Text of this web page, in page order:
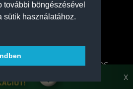
további böngészésével
sütik használatához.
TORNA CLUB HIVATALOS
X